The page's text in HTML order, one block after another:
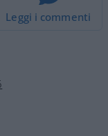
Leggi i commenti